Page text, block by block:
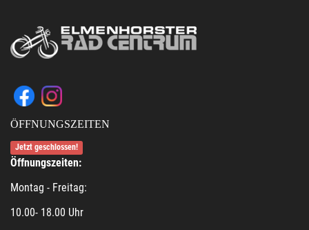
ÖFFNUNGSZEITEN
Jetzt geschlossen!
Öffnungszeiten:
Montag - Freitag:
10.00- 18.00 Uhr